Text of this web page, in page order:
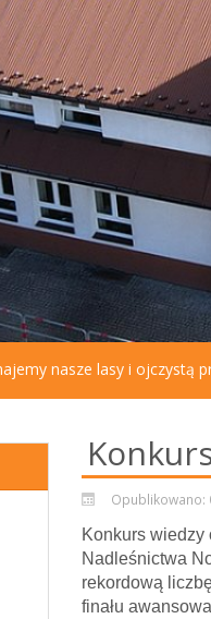
nasze lasy i ojczystą
Opublikowano:
Konkurs wiedzy
Nadleśnictwa
rekordową
finału